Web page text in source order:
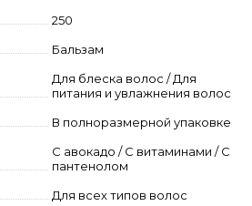
250
Бальзам
Для блеска волос / Для
питания и увлажнения волос
В полноразмерной упаковке
С авокадо / С витаминами / C
пантенолом
Для всех типов волос